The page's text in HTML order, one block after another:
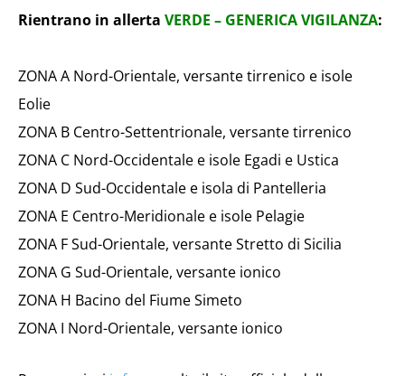
Rientrano in allerta VERDE – GENERICA VIGILANZA:
ZONA A Nord-Orientale, versante tirrenico e isole
Eolie
ZONA B Centro-Settentrionale, versante tirrenico
ZONA C Nord-Occidentale e isole Egadi e Ustica
ZONA D Sud-Occidentale e isola di Pantelleria
ZONA E Centro-Meridionale e isole Pelagie
ZONA F Sud-Orientale, versante Stretto di Sicilia
ZONA G Sud-Orientale, versante ionico
ZONA H Bacino del Fiume Simeto
ZONA I Nord-Orientale, versante ionico